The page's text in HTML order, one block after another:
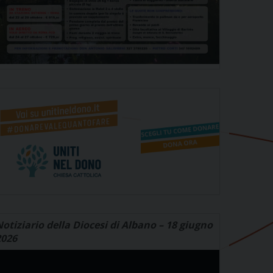
della Diocesi di Albano – 18 giugno